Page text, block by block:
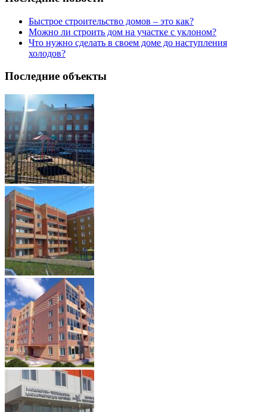
Быстрое строительство домов – это как?
Можно ли строить дом на участке с уклоном?
Что нужно сделать в своем доме до наступления
холодов?
Последние объекты